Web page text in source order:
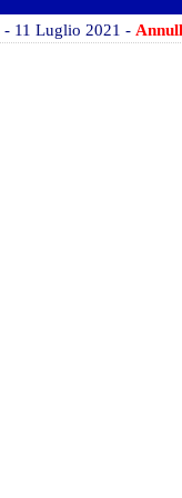
- 11 Luglio 2021 -